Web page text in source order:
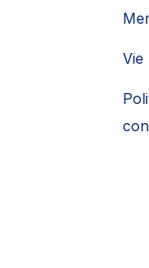
Vie